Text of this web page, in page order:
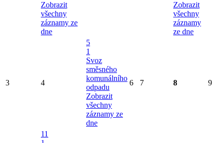
Zobrazit
všechny
záznamy ze
dne
Zobrazit
všechny
záznamy
ze dne
3 4
5
1
Svoz
směsného
komunálního
odpadu
Zobrazit
všechny
záznamy ze
dne
6 7 8 9
11